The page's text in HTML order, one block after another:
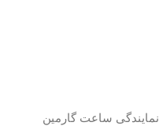
نمایندگی ساعت گارمین